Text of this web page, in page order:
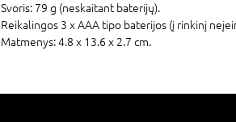
Svoris: 79 g (neskaitant baterijų).
Reikalingos 3 x AAA tipo baterijos (į rinkinį
Matmenys: 4.8 x 13.6 x 2.7 cm.